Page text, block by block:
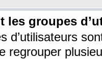
les groupes
d’utilisateurs
regrouper